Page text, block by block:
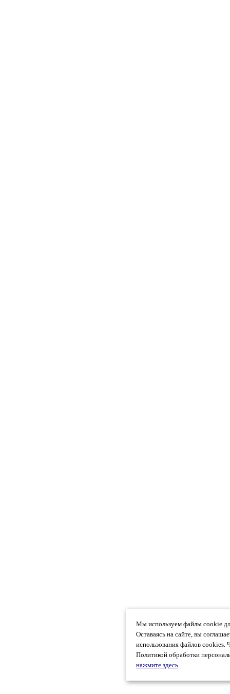
Мы используем файлы cookie
Оставаясь на сайте, вы
использования файлов cookies.
Политикой обработки
нажмите здесь.